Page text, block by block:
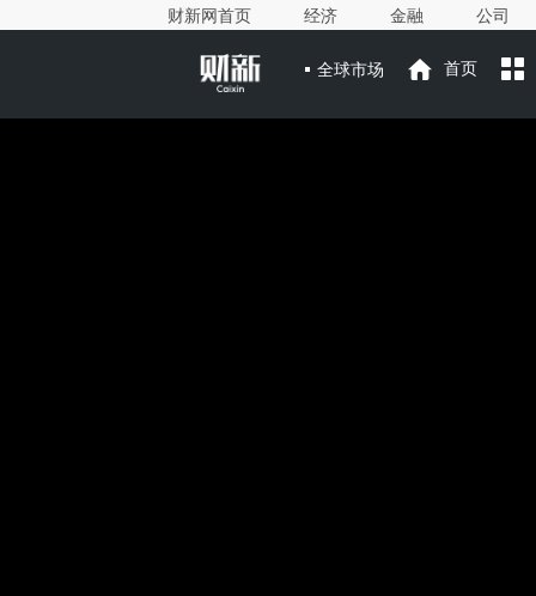
财新网首页 经济 金融 公司
全球市场 首页